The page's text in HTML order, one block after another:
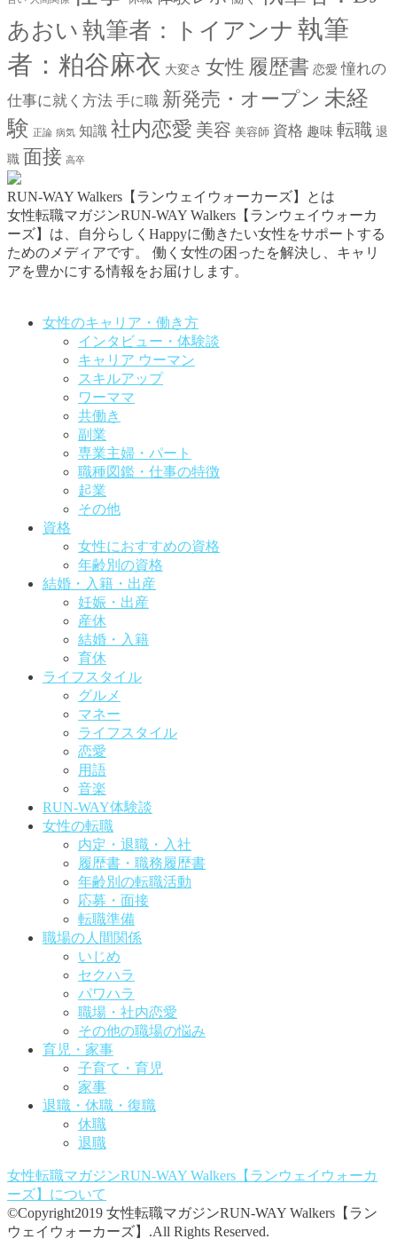
あおい 執筆者：トイアンナ 執筆
者：粕谷麻衣 大変さ 女性 履歴書 恋愛 憧れの
仕事に就く方法 手に職 新発売・オープン 未経
験 正論 病気 知識 社内恋愛 美容 美容師 資格 趣味 転職 退
職 面接 高卒
RUN-WAY Walkers【ランウェイウォーカーズ】とは
女性転職マガジンRUN-WAY Walkers【ランウェイウォーカ
ーズ】は、自分らしくHappyに働きたい女性をサポートする
ためのメディアです。
働く女性の困ったを解決し、キャリ
アを豊かにする情報をお届けします。
女性のキャリア・働き方
インタビュー・体験談
キャリア ウーマン
スキルアップ
ワーママ
共働き
副業
専業主婦・パート
職種図鑑・仕事の特徴
起業
その他
資格
女性におすすめの資格
年齢別の資格
結婚・入籍・出産
妊娠・出産
産休
結婚・入籍
育休
ライフスタイル
グルメ
マネー
ライフスタイル
恋愛
用語
音楽
RUN-WAY体験談
女性の転職
内定・退職・入社
履歴書・職務履歴書
年齢別の転職活動
応募・面接
転職準備
職場の人間関係
いじめ
セクハラ
パワハラ
職場・社内恋愛
その他の職場の悩み
育児・家事
子育て・育児
家事
退職・休職・復職
休職
退職
女性転職マガジンRUN-WAY Walkers【ランウェイウォーカ
ーズ】 について
©Copyright2019 女性転職マガジンRUN-WAY Walkers【ラン
ウェイウォーカーズ】.All Rights Reserved.